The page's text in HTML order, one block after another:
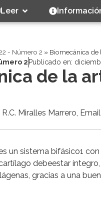
Leer
- Número 2 » Biomecánica de
2 Publicado en:
de la
R.C. Miralles Marrero,
un sistema bifásico1
debeestar
gracias a una